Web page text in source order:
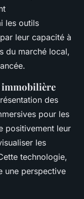
les outils
leur capacité à
du marché local,
immobilière
des
pour les
positivement leur
les
technologie,
une perspective